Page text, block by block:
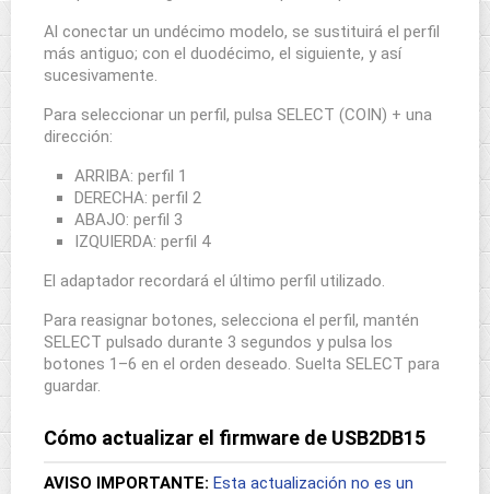
Al conectar un undécimo modelo, se sustituirá el perfil
más antiguo; con el duodécimo, el siguiente, y así
sucesivamente.
Para seleccionar un perfil, pulsa SELECT (COIN) + una
dirección:
ARRIBA: perfil 1
DERECHA: perfil 2
ABAJO: perfil 3
IZQUIERDA: perfil 4
El adaptador recordará el último perfil utilizado.
Para reasignar botones, selecciona el perfil, mantén
SELECT pulsado durante 3 segundos y pulsa los
botones 1–6 en el orden deseado. Suelta SELECT para
guardar.
Cómo actualizar el firmware de USB2DB15
AVISO IMPORTANTE: Esta actualización no es un